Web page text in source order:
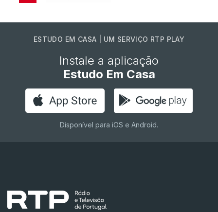
ESTUDO EM CASA | UM SERVIÇO RTP PLAY
Instale a aplicação
Estudo Em Casa
Disponível para iOS e Android.